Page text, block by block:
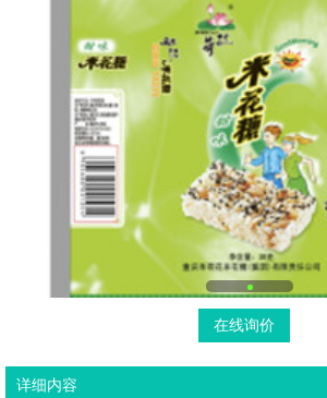
在线询价
详细内容